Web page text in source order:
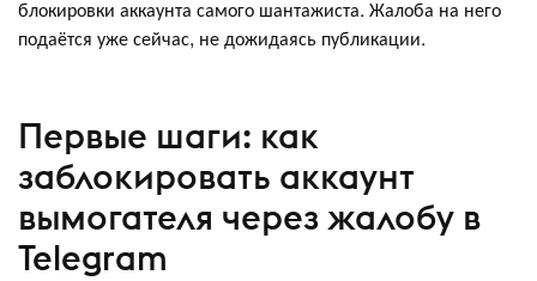
блокировки аккаунта самого шантажиста. Жалоба на него
подаётся уже сейчас, не дожидаясь публикации.
Первые шаги: как
заблокировать аккаунт
вымогателя через жалобу в
Telegram